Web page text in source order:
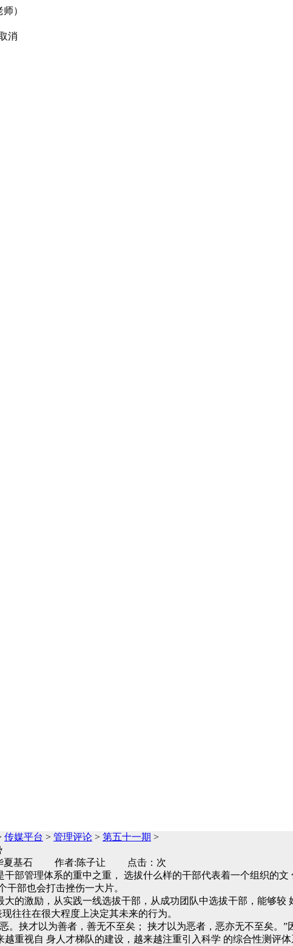
）
消
传媒平台 > 管理评论 > 第五十一期 >
华夏基石 作者:陈子让 点击：次
部管理体系的重中之重， 选拔什么样的干部代表着一个组织的
干部也会打击挫伤一大片。
的激励，从实践一线选拔干部，从成功团队中选拔干部，能够较
往往在很大程度上决定其未来的行为。
。挟才以为善者，善无不至矣； 挟才以为恶者，恶亦无不至矣。
重视自 身人才梯队的建设，越来越注重引入科学 的综合性测评